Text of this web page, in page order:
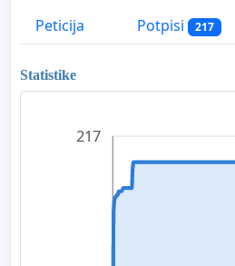
Peticija Potpisi 217
Statistike
217